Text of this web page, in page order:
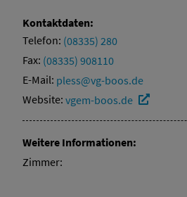
Kontaktdaten:
Telefon: (08335) 280
Fax: (08335) 908110
E-Mail: pless@vg-boos.de
Website: vgem-boos.de
Weitere Informationen:
Zimmer: